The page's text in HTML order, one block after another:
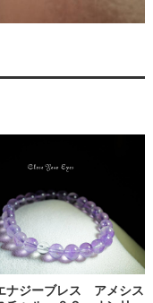
ナジーブレス アメシス